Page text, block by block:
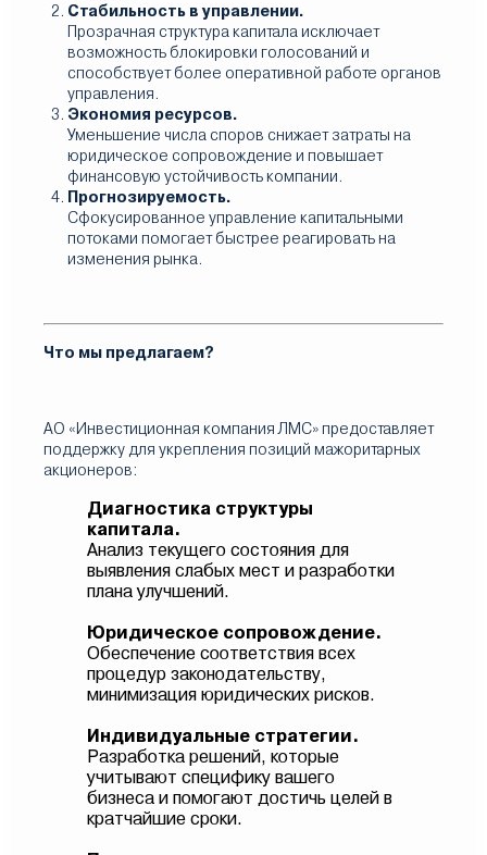
Стабильность в управлении.
Прозрачная структура капитала исключает
возможность блокировки голосований и
способствует более оперативной работе органов
управления.
Экономия ресурсов.
Уменьшение числа споров снижает затраты на
юридическое сопровождение и повышает
финансовую устойчивость компании.
Прогнозируемость.
Сфокусированное управление капитальными
потоками помогает быстрее реагировать на
изменения рынка.
Что мы предлагаем?
АО «Инвестиционная компания ЛМС» предоставляет
поддержку для укрепления позиций мажоритарных
акционеров:
Диагностика структуры
капитала.
Анализ текущего состояния для
выявления слабых мест и разработки
плана улучшений.
Юридическое сопровождение.
Обеспечение соответствия всех
процедур законодательству,
минимизация юридических рисков.
Индивидуальные стратегии.
Разработка решений, которые
учитывают специфику вашего
бизнеса и помогают достичь целей в
кратчайшие сроки.